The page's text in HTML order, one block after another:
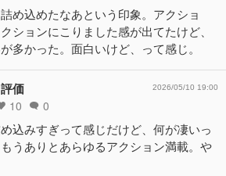
め込めたなあという印象。アクショ
ションにこりました感が出てたけど、
多かった。面白いけど、って感じ。
価
10 0
2026/05/10 19:00
込みすぎって感じだけど、何が凄いっ
うありとあらゆるアクション満載。や